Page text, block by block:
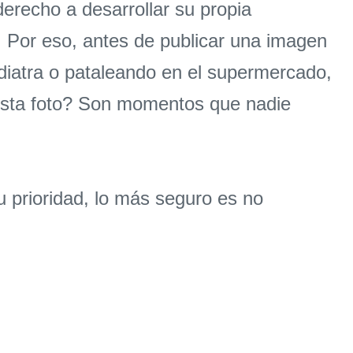
a desarrollar su propia
eso, antes de publicar una imagen
o pataleando en el supermercado,
foto? Son momentos que nadie
prioridad, lo más seguro es no